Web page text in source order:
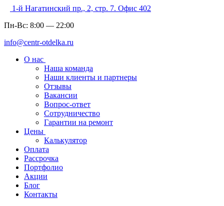
1-й Нагатинский пр., 2, стр. 7. Офис 402
Пн-Вс: 8:00 — 22:00
info@centr-otdelka.ru
О нас
Наша команда
Наши клиенты и партнеры
Отзывы
Вакансии
Вопрос-ответ
Сотрудничество
Гарантии на ремонт
Цены
Калькулятор
Оплата
Рассрочка
Портфолио
Акции
Блог
Контакты